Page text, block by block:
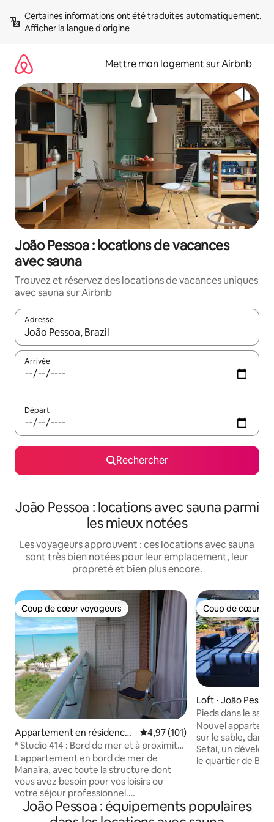
directement
Afficher la langue d'origine
Mettre mon logement sur Airbnb
João Pessoa : locations de vacances
avec sauna
Trouvez et réservez des locations de vacances uniques
avec sauna sur Airbnb
Adresse
Lorsque les résultats s'affichent, utilisez les flèches vers le
Arrivée
Départ
Rechercher
João Pessoa : locations avec sauna parmi
les mieux notées
Les voyageurs approuvent : ces locations avec sauna
sont très bien notées pour leur emplacement, leur
propreté et bien plus encore.
Coup de cœur voyageurs
Coup de cœur voyageurs
Appartement en résidence ⋅
Manaíra
Évaluation moyenne sur la
4,97 (101)
* Studio 414 : Bord de mer et à proximité
de tout !
L'appartement en bord de mer de
Manaira, avec toute la structure dont
vous avez besoin pour vos loisirs ou
votre séjour professionnel.
L'appartement dispose d'une piscine,
d'un sauna et d'une salle de sport. Au
Coup de cœur
Coup de cœur
Loft ⋅ João Pessoa
Pieds dans le
Aquamaris Bessa
Nouvel
sur le sable, dans
Setai, un
le quartier de
queen size et
cuisine
João Pessoa : équipements populaires